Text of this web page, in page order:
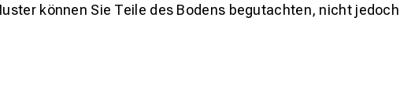
können Sie Teile des Bodens begutachten, nicht